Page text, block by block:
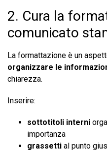
2. Cura la
comunicato
La formattazione è un
organizzare le
chiarezza.
Inserire:
sottotitoli interni
importanza
grassetti al punto